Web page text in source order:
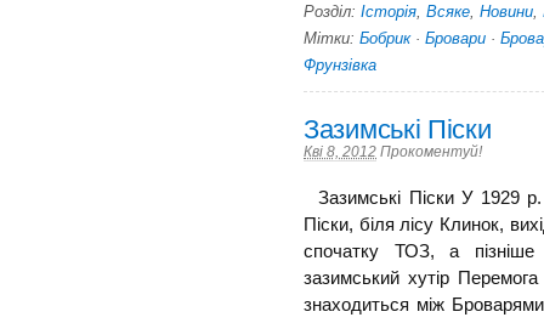
Розділ: Історія Всяке Новини
Мітки: Бобрик· Бровари ·
Фрунзівка
Зазимські Піски
Кві 8, 2012 Прокоментуй!
Зазимські Піски У 1929
Піски, біля лісу Клинок,
спочатку ТОЗ, а
зазимський хутір
знаходиться між Броварями